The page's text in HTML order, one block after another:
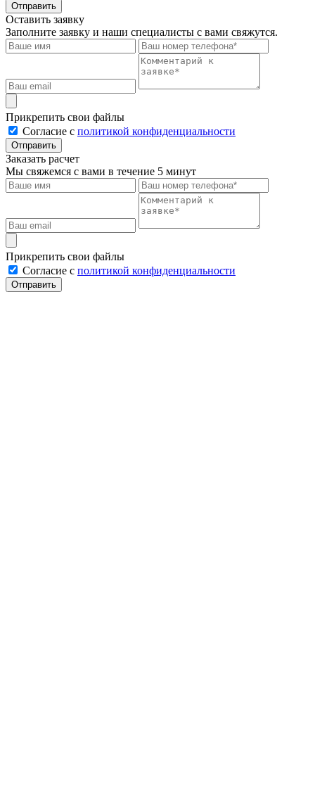
Отправить
Оставить заявку
Заполните заявку и наши специалисты с вами свяжутся.
Прикрепить свои файлы
Cогласие с политикой конфиденциальности
Отправить
Заказать расчет
Мы свяжемся с вами в течение 5 минут
Прикрепить свои файлы
Cогласие с политикой конфиденциальности
Отправить